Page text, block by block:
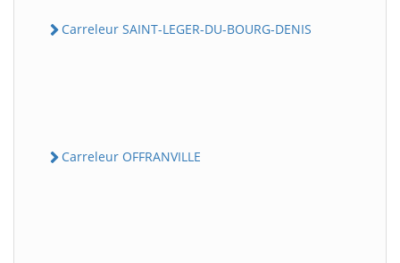
Carreleur SAINT-LEGER-DU-BOURG-DENIS
Carreleur OFFRANVILLE